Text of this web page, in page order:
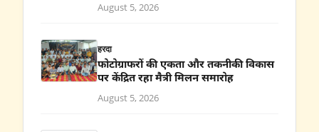
August 5, 2026
हरदा
फोटोग्राफरों की एकता और तकनीकी विकास
पर केंद्रित रहा मैत्री मिलन समारोह
August 5, 2026